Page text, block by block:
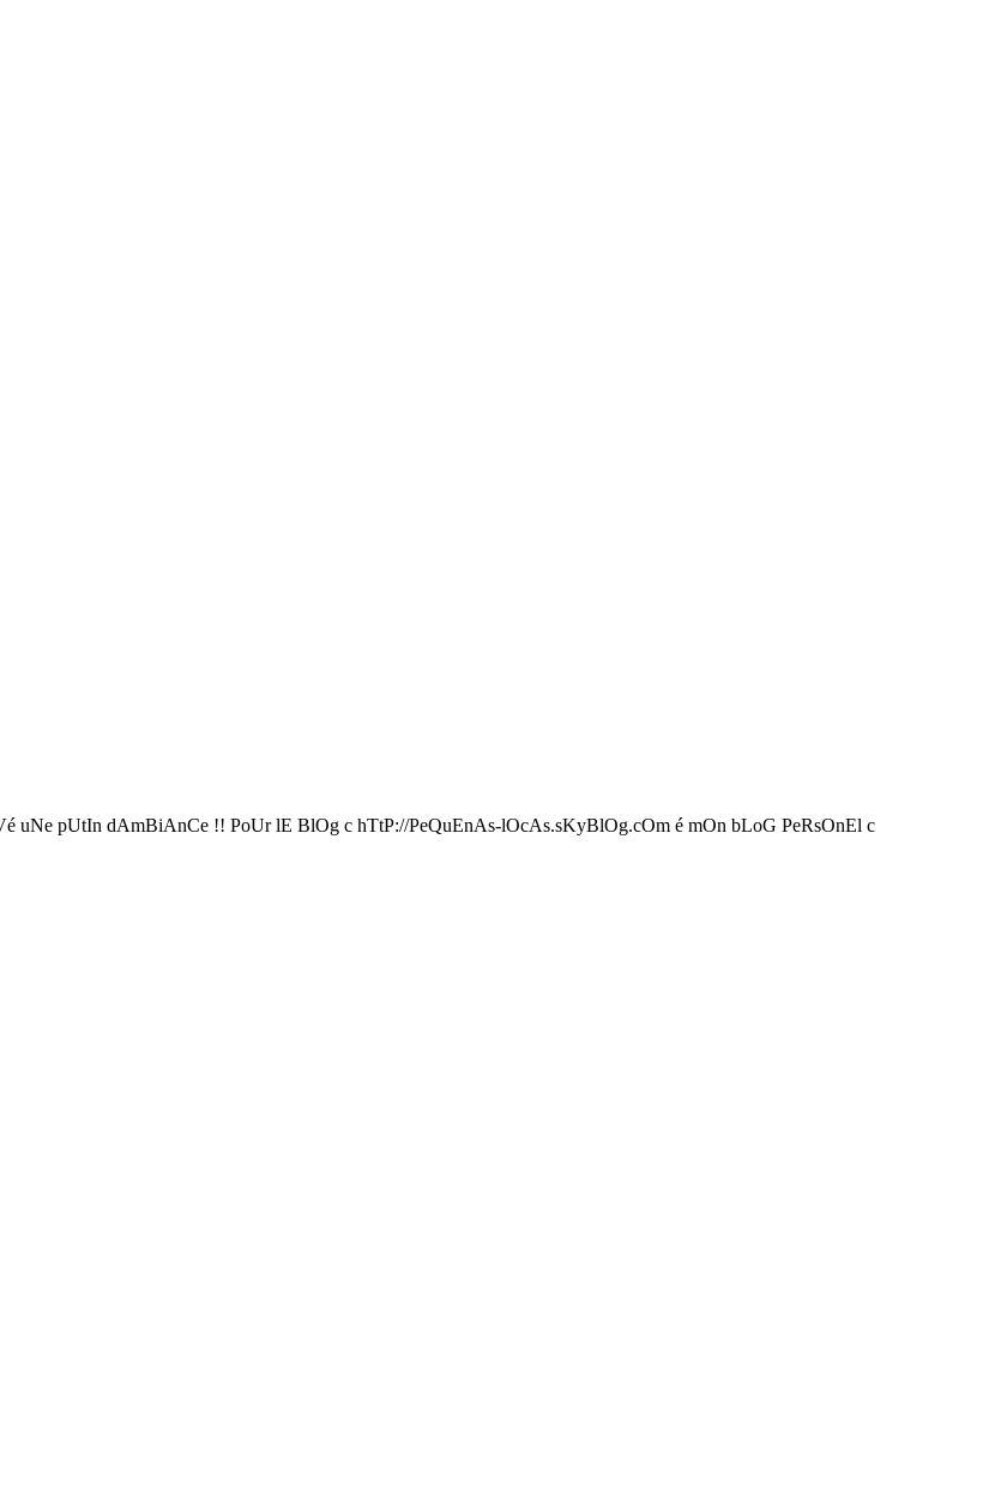
uNe pUtIn dAmBiAnCe !! PoUr lE BlOg c hTtP://PeQuEnAs-lOcAs.sKyBlOg.cOm é mOn bLoG PeRsOnEl c